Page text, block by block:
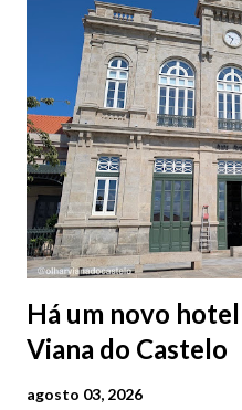
Há um novo
Viana do Castelo
agosto 03, 2026